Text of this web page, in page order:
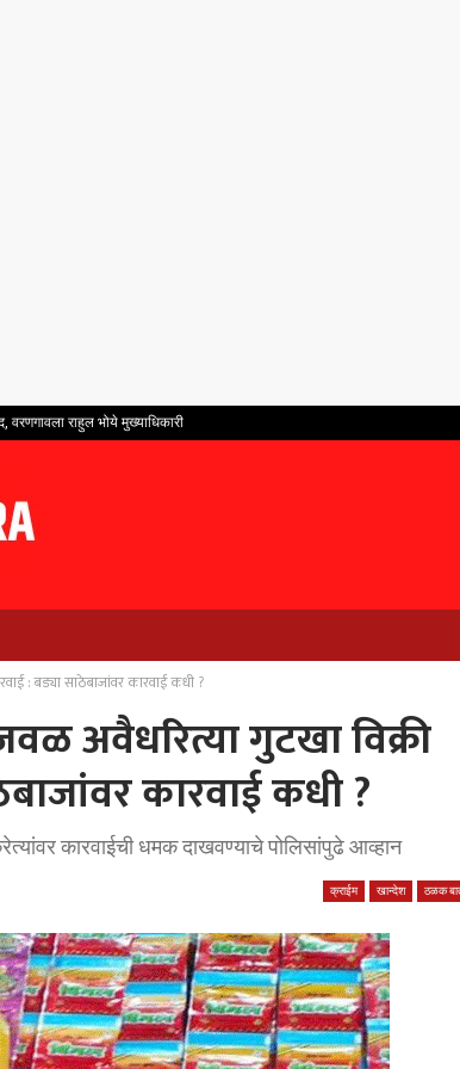
राहुल भोये मुख्याधिकारी
: बड्या साठेबाजांवर कारवाई कधी ?
अवैधरित्या गुटखा विक्री
कारवाई कधी ?
कारवाईची धमक दाखवण्याचे पोलिसांपुढे आव्हान
क्राईम खान्देश ठळक